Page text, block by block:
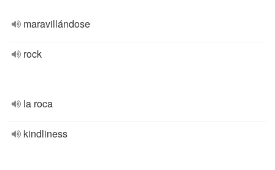
maravillándose
rock
la roca
kindliness